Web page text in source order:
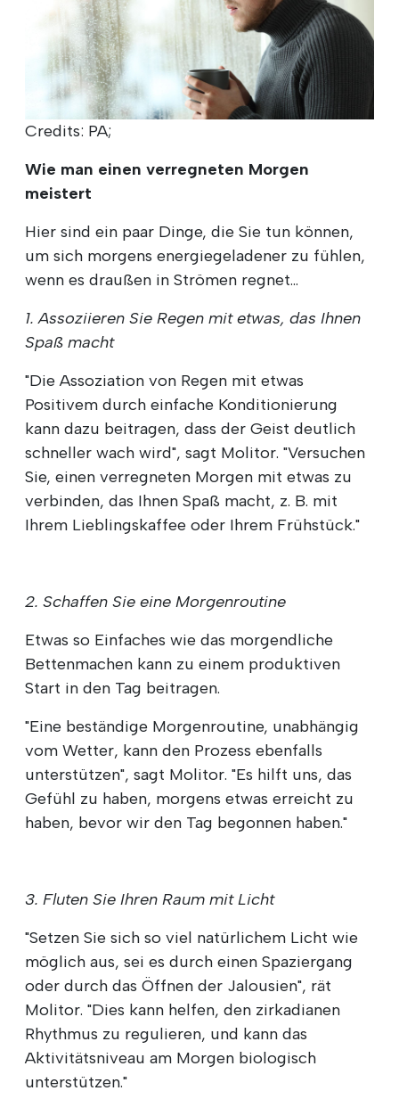
Credits: PA;
Wie man einen verregneten Morgen
meistert
Hier sind ein paar Dinge, die Sie tun können,
um sich morgens energiegeladener zu fühlen,
wenn es draußen in Strömen regnet...
1. Assoziieren Sie Regen mit etwas, das Ihnen
Spaß macht
"Die Assoziation von Regen mit etwas
Positivem durch einfache Konditionierung
kann dazu beitragen, dass der Geist deutlich
schneller wach wird", sagt Molitor. "Versuchen
Sie, einen verregneten Morgen mit etwas zu
verbinden, das Ihnen Spaß macht, z. B. mit
Ihrem Lieblingskaffee oder Ihrem Frühstück."
2. Schaffen Sie eine Morgenroutine
Etwas so Einfaches wie das morgendliche
Bettenmachen kann zu einem produktiven
Start in den Tag beitragen.
"Eine beständige Morgenroutine, unabhängig
vom Wetter, kann den Prozess ebenfalls
unterstützen", sagt Molitor. "Es hilft uns, das
Gefühl zu haben, morgens etwas erreicht zu
haben, bevor wir den Tag begonnen haben."
3. Fluten Sie Ihren Raum mit Licht
"Setzen Sie sich so viel natürlichem Licht wie
möglich aus, sei es durch einen Spaziergang
oder durch das Öffnen der Jalousien", rät
Molitor. "Dies kann helfen, den zirkadianen
Rhythmus zu regulieren, und kann das
Aktivitätsniveau am Morgen biologisch
unterstützen."